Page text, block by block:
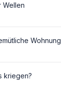
Wellen
Wohnung
kriegen?